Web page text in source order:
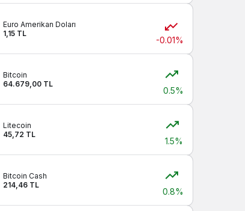
Euro Amerikan Doları
1,15 TL
-0.01%
Bitcoin
64.679,00 TL
0.5%
Litecoin
45,72 TL
1.5%
Bitcoin Cash
214,46 TL
0.8%